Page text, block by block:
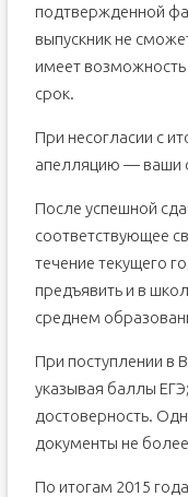
подтвержденной
выпускник не
имеет возможность
срок.
При несогласии с
апелляцию — ваши
После успешной
соответствующее
течение текущего
предъявить и в
среднем
При поступлении в
указывая баллы
достоверность.
документы не
По итогам 2015